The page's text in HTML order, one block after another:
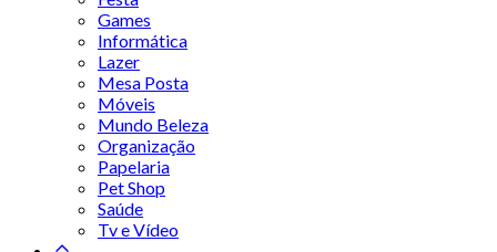
Games
Informática
Lazer
Mesa Posta
Móveis
Mundo Beleza
Organização
Papelaria
Pet Shop
Saúde
Tv e Vídeo